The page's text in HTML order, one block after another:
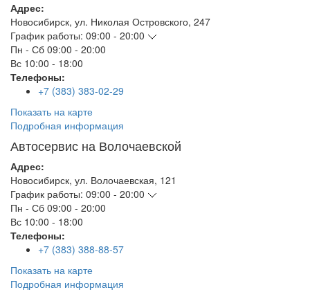
Адрес:
Новосибирск, ул. Николая Островского, 247
График работы: 09:00 - 20:00
Пн - Сб 09:00 - 20:00
Вс 10:00 - 18:00
Телефоны:
+7 (383) 383-02-29
Показать на карте
Подробная информация
Автосервис на Волочаевской
Адрес:
Новосибирск, ул. Волочаевская, 121
График работы: 09:00 - 20:00
Пн - Сб 09:00 - 20:00
Вс 10:00 - 18:00
Телефоны:
+7 (383) 388-88-57
Показать на карте
Подробная информация